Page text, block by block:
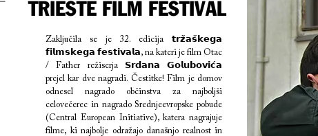
TRIESTE FILM FESTIVAL
Zaključila se je 32. edicija 𝘁𝗿𝘇̌𝗮𝘀̌𝗸𝗲𝗴𝗮
𝗳𝗶𝗹𝗺𝘀𝗸𝗲𝗴𝗮 𝗳𝗲𝘀𝘁𝗶𝘃𝗮𝗹𝗮, na kateri je film Otac
/ Father režiserja 𝗦𝗿𝗱𝗮𝗻𝗮 𝗚𝗼𝗹𝘂𝗯𝗼𝘃𝗶𝗰́𝗮
prejel kar dve nagradi. Čestitke! Film je domov
odnesel nagrado občinstva za najboljši
celovečerec in nagrado Srednjeevropske pobude
(Central European Initiative), katera nagrajuje
filme, ki najbolje odražajo današnjo realnost in